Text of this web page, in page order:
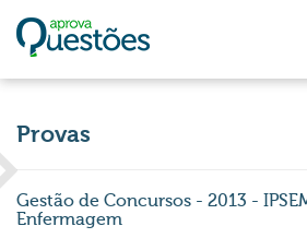
Provas
Gestão de Concursos - 2013 -
Enfermagem